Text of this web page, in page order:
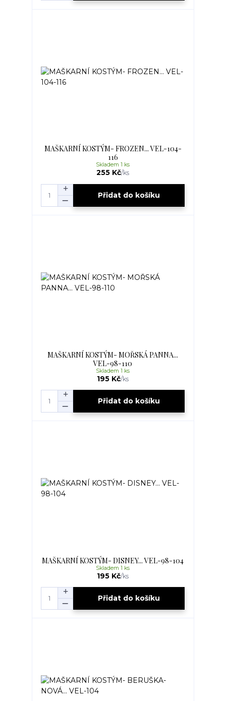
MAŠKARNÍ KOSTÝM- FROZEN... VEL-104-
116
255 Kč/ks
Skladem 1 ks
Přidat do košíku
MAŠKARNÍ KOSTÝM- MOŘSKÁ PANNA...
VEL-98-110
195 Kč/ks
Skladem 1 ks
Přidat do košíku
MAŠKARNÍ KOSTÝM- DISNEY... VEL-98-104
195 Kč/ks
Skladem 1 ks
Přidat do košíku